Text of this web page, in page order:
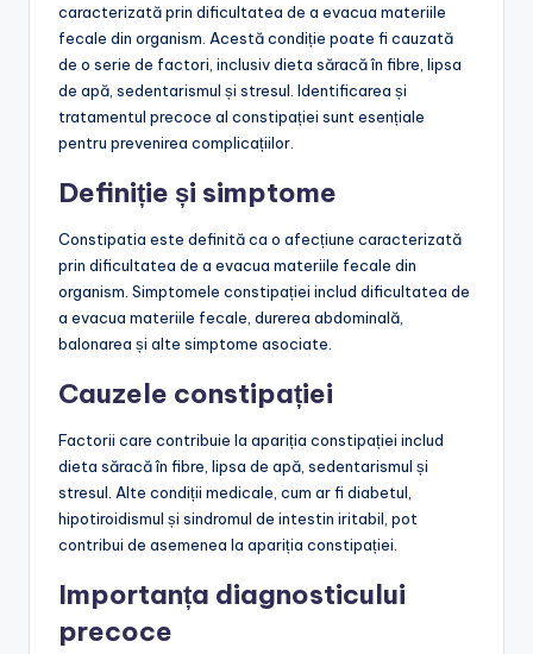
caracterizată prin dificultatea de a evacua materiile
fecale din organism. Acestă condiție poate fi cauzată
de o serie de factori, inclusiv dieta săracă în fibre, lipsa
de apă, sedentarismul și stresul. Identificarea și
tratamentul precoce al constipației sunt esențiale
pentru prevenirea complicațiilor.
Definiție și simptome
Constipatia este definită ca o afecțiune caracterizată
prin dificultatea de a evacua materiile fecale din
organism. Simptomele constipației includ dificultatea de
a evacua materiile fecale, durerea abdominală,
balonarea și alte simptome asociate.
Cauzele constipației
Factorii care contribuie la apariția constipației includ
dieta săracă în fibre, lipsa de apă, sedentarismul și
stresul. Alte condiții medicale, cum ar fi diabetul,
hipotiroidismul și sindromul de intestin iritabil, pot
contribui de asemenea la apariția constipației.
Importanța diagnosticului
precoce